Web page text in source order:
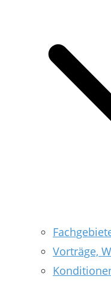
Vorträge,